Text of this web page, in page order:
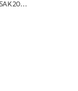
MIU MIU 0MU A54S 5AK20Y 51 очки с/з